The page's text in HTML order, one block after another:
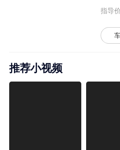
指导
推荐小视频